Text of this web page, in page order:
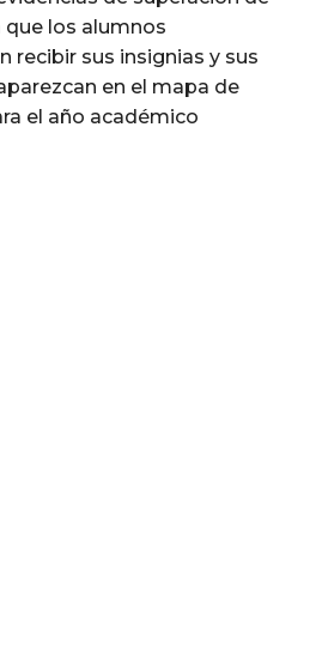
que los alumnos
recibir sus insignias y sus
en el mapa de
el año académico